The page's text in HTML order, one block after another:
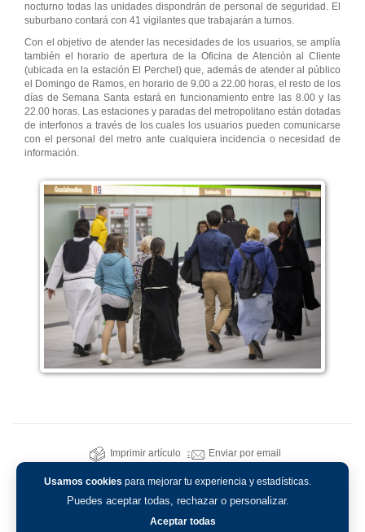
Usamos cookies para mejorar tu experiencia y estadísticas.
Puedes aceptar todas, rechazar o personalizar.
Aceptar todas
nocturno todas las unidades dispondrán de personal de seguridad. El
suburbano contará con 41 vigilantes que trabajarán a turnos.
Con el objetivo de atender las necesidades de los usuarios, se amplía
también el horario de apertura de la Oficina de Atención al Cliente
(ubicada en la estación El Perchel) que, además de atender al público
el Domingo de Ramos, en horario de 9.00 a 22.00 horas, el resto de los
días de Semana Santa estará en funcionamiento entre las 8.00 y las
22.00 horas. Las estaciones y paradas del metropolitano están dotadas
de interfonos a través de los cuales los usuarios pueden comunicarse
con el personal del metro ante cualquiera incidencia o necesidad de
información.
Imprimir artículo Enviar por email